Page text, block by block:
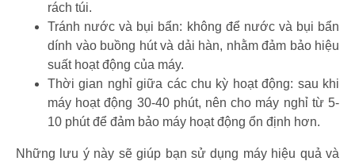
rách túi.
Tránh nước và bụi bẩn: không để nước và bụi bẩn
dính vào buồng hút và dải hàn, nhằm đảm bảo hiệu
suất hoạt động của máy.
Thời gian nghỉ giữa các chu kỳ hoạt động: sau khi
máy hoạt động 30-40 phút, nên cho máy nghỉ từ 5-
10 phút để đảm bảo máy hoạt động ổn định hơn.
Những lưu ý này sẽ giúp bạn sử dụng máy hiệu quả và